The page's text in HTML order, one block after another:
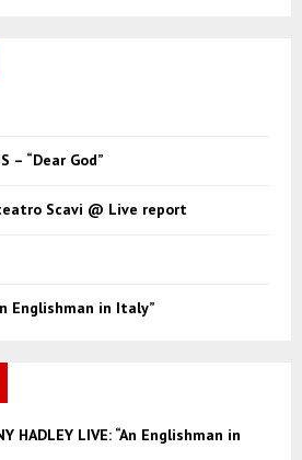
– “Dear God”
Scavi @ Live report
Englishman in Italy”
HADLEY LIVE: “An Englishman in